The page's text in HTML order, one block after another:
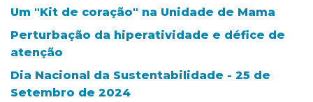
Um "Kit de coração" na Unidade de Mama
Perturbação da hiperatividade e défice de
atenção
Dia Nacional da Sustentabilidade - 25 de
Setembro de 2024